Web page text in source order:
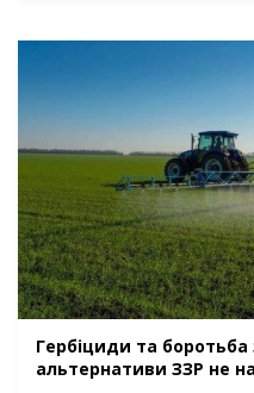
Гербіциди та
альтернативи ЗЗР не